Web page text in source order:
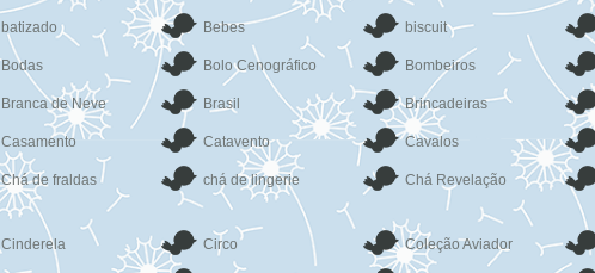
batizado Bebes biscuit
Bodas Bolo Cenográfico Bombeiros
Branca de Neve Brasil Brincadeiras
Casamento Catavento Cavalos
Chá de fraldas chá de lingerie Chá Revelação
Cinderela Circo Coleção Aviador